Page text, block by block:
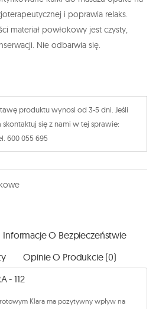
i poprawia relaks.
materiał powłokowy jest czysty,
Nie odbarwia się.
produktu wynosi od 3-5 dni. Jeśli
się z nami w tej sprawie:
600 055 695
Informacje O Bezpieczeństwie
Opinie O Produkcie (0)
- 112
Klara ma pozytywny wpływ na